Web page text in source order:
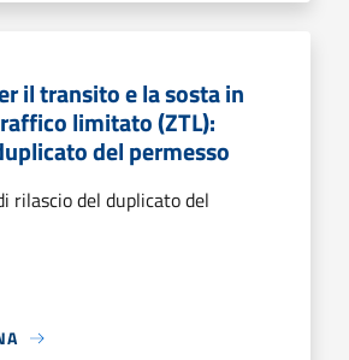
il transito e la sosta in
limitato (ZTL):
del permesso
rilascio del duplicato del